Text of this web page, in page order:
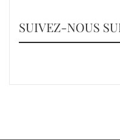
SUIVEZ-NOUS